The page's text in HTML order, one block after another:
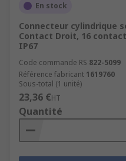
En stock
Connecteur cylindrique
Contact Droit, 16
IP67
Code commande RS 822-5099
Référence fabricant 1619760
Sous-total (1 unité)
23,36 €HT
Quantité